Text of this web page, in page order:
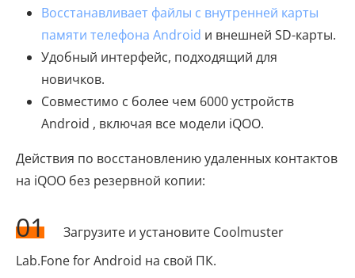
Восстанавливает файлы с внутренней карты
памяти телефона Android и внешней SD-карты.
Удобный интерфейс, подходящий для
новичков.
Совместимо с более чем 6000 устройств
Android , включая все модели iQOO.
Действия по восстановлению удаленных контактов
на iQOO без резервной копии:
01
Загрузите и установите Coolmuster
Lab.Fone for Android на свой ПК.